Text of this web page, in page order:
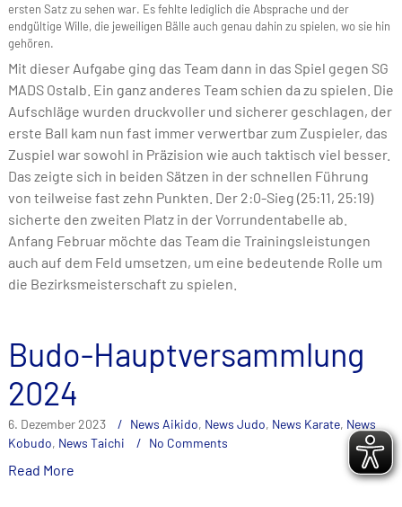
ersten Satz zu sehen war. Es fehlte lediglich die Absprache und der
endgültige Wille, die jeweiligen Bälle auch genau dahin zu spielen, wo sie hin
gehören.
Mit dieser Aufgabe ging das Team dann in das Spiel gegen SG
MADS Ostalb. Ein ganz anderes Team schien da zu spielen. Die
Aufschläge wurden druckvoller und sicherer geschlagen, der
erste Ball kam nun fast immer verwertbar zum Zuspieler, das
Zuspiel war sowohl in Präzision wie auch taktisch viel besser.
Das zeigte sich in beiden Sätzen in der schnellen Führung
von teilweise fast zehn Punkten. Der 2:0-Sieg (25:11, 25:19)
sicherte den zweiten Platz in der Vorrundentabelle ab.
Anfang Februar möchte das Team die Trainingsleistungen
auch auf dem Feld umsetzen, um eine bedeutende Rolle um
die Bezirksmeisterschaft zu spielen.
Budo-Hauptversammlung
2024
6. Dezember 2023 News Aikido, News Judo, News Karate, News
Kobudo, News Taichi No Comments
Read More